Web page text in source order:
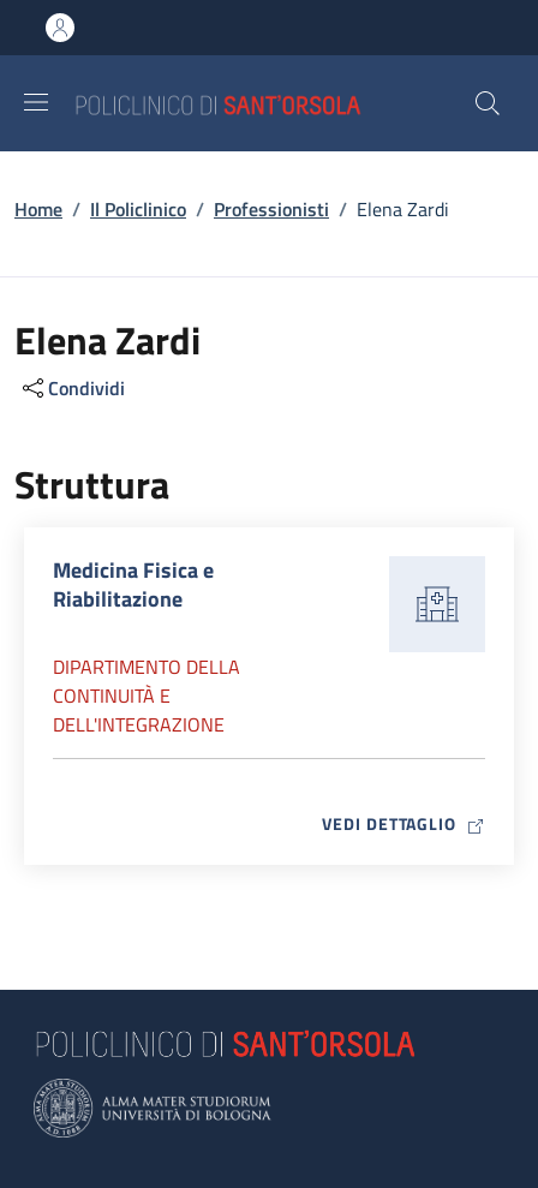
al contenuto principale
to footer content
Briciole di pane
Home / Il Policlinico / Professionisti / Elena Zardi
Elena Zardi
Condividi
Struttura
Medicina Fisica e
Riabilitazione
DIPARTIMENTO DELLA
CONTINUITÀ E
DELL'INTEGRAZIONE
VEDI DETTAGLIO MAP ICON